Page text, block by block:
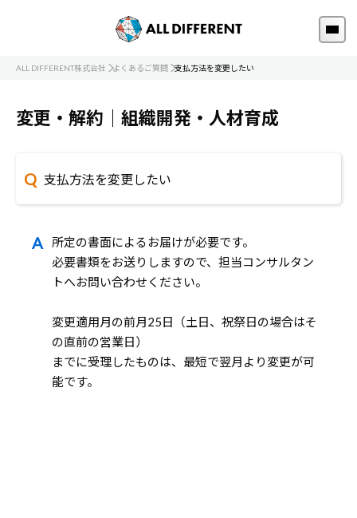
ALL DIFFERENT株式会社 よくあるご質問 支払方法を変更したい
変更・解約｜組織開発・人材育成
支払方法を変更したい
所定の書面によるお届けが必要です。
必要書類をお送りしますので、担当コンサルタン
トへお問い合わせください。
変更適用月の前月25日（土日、祝祭日の場合はそ
の直前の営業日）
までに受理したものは、最短で翌月より変更が可
能です。